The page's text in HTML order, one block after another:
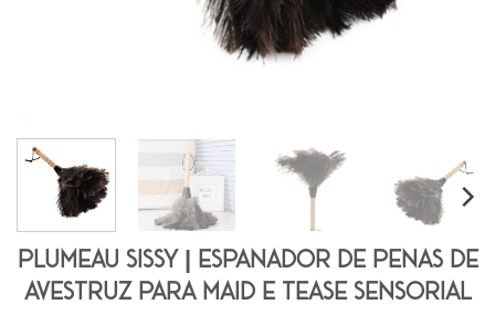
Plumeau Sissy | Espanador de Penas de
Avestruz para Maid e Tease Sensorial